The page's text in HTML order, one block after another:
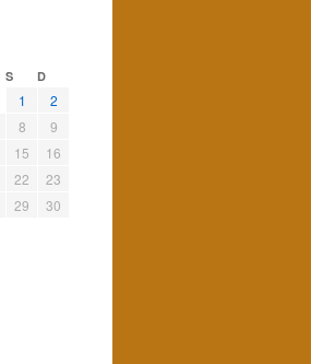
S D
1
2
8
9
15
16
22
23
29
30